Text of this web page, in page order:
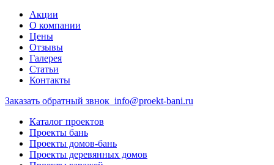
Акции
О компании
Цены
Отзывы
Галерея
Статьи
Контакты
Заказать обратный звнок info@proekt-bani.ru
Каталог проектов
Проекты бань
Проекты домов-бань
Проекты деревянных домов